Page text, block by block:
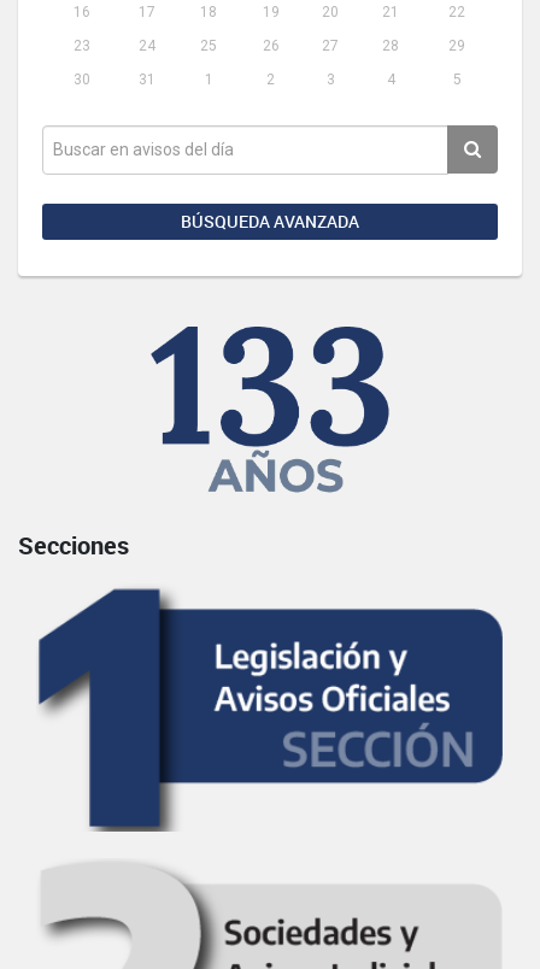
16
17 18 19 20 21
22
23
24 25 26 27 28
29
30
31 1 2 3 4 5
BÚSQUEDA AVANZADA
Secciones